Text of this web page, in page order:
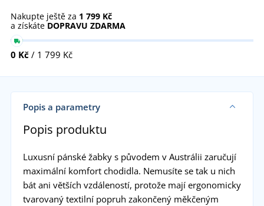
Nakupte ještě za 1 799 Kč
a získáte DOPRAVU ZDARMA
0 Kč / 1 799 Kč
Popis a parametry
Popis produktu
Luxusní pánské žabky s původem v Austrálii zaručují
maximální komfort chodidla. Nemusíte se tak u nich
bát ani větších vzdáleností, protože mají ergonomicky
tvarovaný textilní popruh zakončený měkčeným